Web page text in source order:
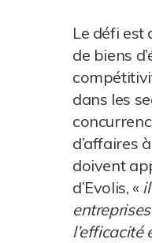
Le défi
de biens
dans les
d’affaires
doivent
d’Evolis, «
l’efficacité